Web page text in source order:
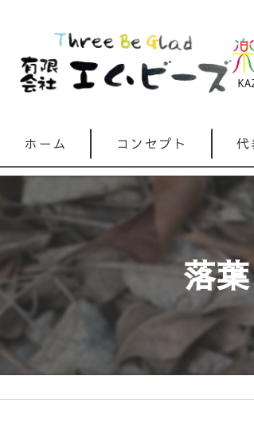
ホーム コンセプト 代
落